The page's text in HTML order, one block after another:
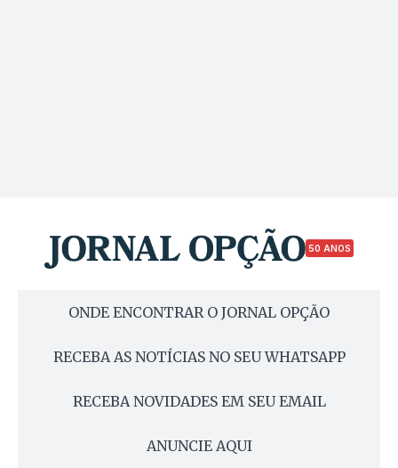
50 ANOS
ONDE ENCONTRAR O JORNAL OPÇÃO
RECEBA AS NOTÍCIAS NO SEU WHATSAPP
RECEBA NOVIDADES EM SEU EMAIL
ANUNCIE AQUI